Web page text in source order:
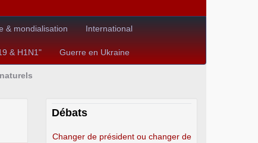
& mondialisation International
& H1N1" Guerre en Ukraine
Débats
Changer de président ou changer de